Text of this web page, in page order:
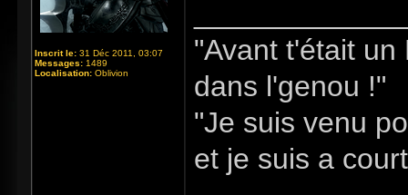
Inscrit le: 31 Déc 2011, 03:07
Messages: 1489
Localisation: Oblivion
"Avant t'était
dans l'genou !"
"Je suis venu
et je suis a